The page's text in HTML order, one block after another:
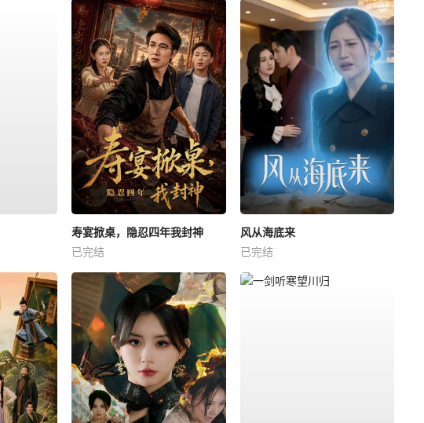
寿宴掀桌，隐忍四年我封神
已完结
风从海底来
已完结